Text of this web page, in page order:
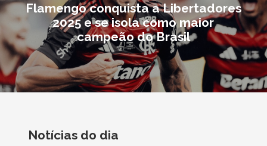
Flamengo conquista a Libertadores
2025 e se isola como maior
campeão do Brasil
Notícias do dia